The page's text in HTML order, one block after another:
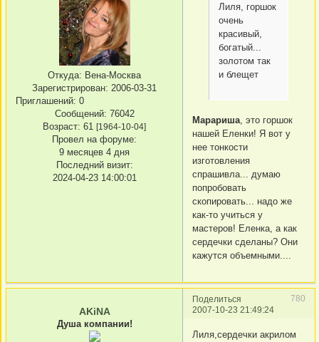
Откуда: Вена-Москва
Зарегистрирован: 2006-03-31
Приглашений: 0
Сообщений: 76042
Возраст: 61 [1964-10-04]
Провел на форуме:
9 месяцев 4 дня
Последний визит:
2024-04-23 14:00:01
Лиля, горшок
очень
красивый,
богатый...
золотом так
и блещет
Марариша , это горшок
нашей Еленки! Я вот у
нее тонкости
изготовления
спрашивла... думаю
попробовать
скопировать... надо же
как-то учиться у
мастеров! Еленка, а как
сердечки сделаны? Они
кажутся объемными....
Поделиться
780
2007-10-23 21:49:24
AKiNA
Душа компании!
Лиля,сердечки акрилом